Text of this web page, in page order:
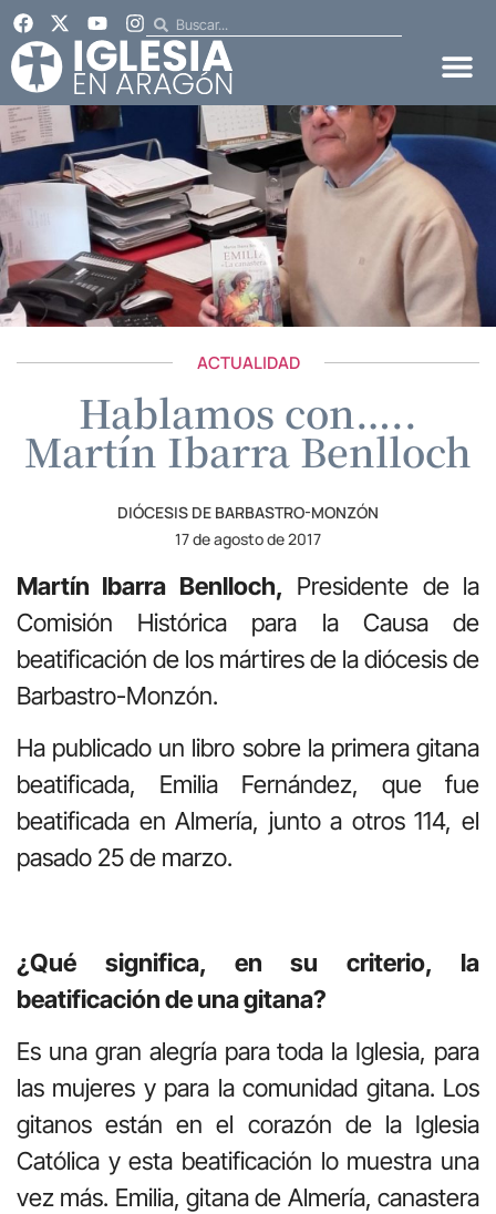
ACTUALIDAD
Hablamos con…..
Martín Ibarra Benlloch
DIÓCESIS DE BARBASTRO-MONZÓN
17 de agosto de 2017
Martín Ibarra Benlloch, Presidente de la
Comisión Histórica para la Causa de
beatificación de los mártires de la diócesis de
Barbastro-Monzón.
Ha publicado un libro sobre la primera gitana
beatificada, Emilia Fernández, que fue
beatificada en Almería, junto a otros 114, el
pasado 25 de marzo.
¿Qué significa, en su criterio, la
beatificación de una gitana?
Es una gran alegría para toda la Iglesia, para
las mujeres y para la comunidad gitana. Los
gitanos están en el corazón de la Iglesia
Católica y esta beatificación lo muestra una
vez más. Emilia, gitana de Almería, canastera